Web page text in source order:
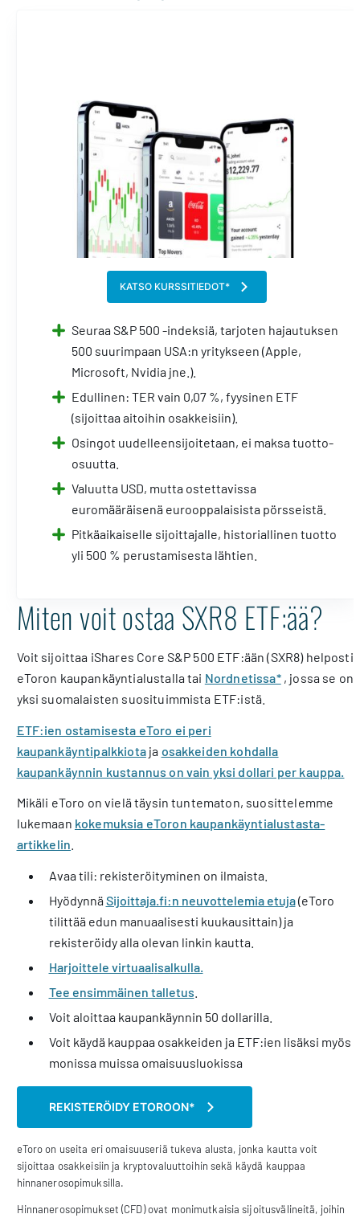
KATSO KURSSITIEDOT*
Seuraa S&P 500 -indeksiä, tarjoten hajautuksen
500 suurimpaan USA:n yritykseen (Apple,
Microsoft, Nvidia jne.).
Edullinen: TER vain 0,07 %, fyysinen ETF
(sijoittaa aitoihin osakkeisiin).
Osingot uudelleensijoitetaan, ei maksa tuotto-
osuutta.
Valuutta USD, mutta ostettavissa
euromääräisenä eurooppalaisista pörsseistä.
Pitkäaikaiselle sijoittajalle, historiallinen tuotto
yli 500 % perustamisesta lähtien.
Miten voit ostaa SXR8 ETF:ää?
Voit sijoittaa iShares Core S&P 500 ETF:ään (SXR8) helposti
eToron kaupankäyntialustalla tai Nordnetissa*, jossa se on
yksi suomalaisten suosituimmista ETF:istä.
ETF:ien ostamisesta eToro ei peri
kaupankäyntipalkkiotaja osakkeiden kohdalla
kaupankäynnin kustannus on vain yksi dollari per kauppa.
Mikäli eToro on vielä täysin tuntematon, suosittelemme
lukemaan kokemuksia eToron kaupankäyntialustasta-
artikkelin
Avaa tili: rekisteröityminen on ilmaista.
Hyödynnä Sijoittaja.fi:n neuvottelemia etuja(eToro
tilittää edun manuaalisesti kuukausittain) ja
rekisteröidy alla olevan linkin kautta.
Harjoittele virtuaalisalkulla.
Tee ensimmäinen talletus
Voit aloittaa kaupankäynnin 50 dollarilla.
Voit käydä kauppaa osakkeiden ja ETF:ien lisäksi myös
monissa muissa omaisuusluokissa
REKISTERÖIDY ETOROON*
eToro on useita eri omaisuuseriä tukeva alusta, jonka kautta voit
sijoittaa osakkeisiin ja kryptovaluuttoihin sekä käydä kauppaa
hinnanerosopimuksilla.
Hinnanerosopimukset (CFD) ovat monimutkaisia sijoitusvälineitä, joihin